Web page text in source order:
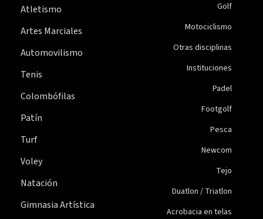
Atletismo
Artes Marciales
Automovilismo
Tenis
Colombófilas
Patín
Turf
Voley
Natación
Gimnasia Artística
Golf
Motociclismo
Otras disciplinas
Instituciones
Padel
Footgolf
Pesca
Newcom
Tejo
Duatlon / Triatlon
Acrobacia en telas